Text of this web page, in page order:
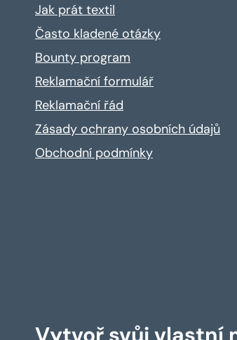
Jak prát textil
Často kladené otázky
Bounty program
Reklamační formulář
Reklamační řád
Zásady ochrany osobních údajů
Obchodní podmínky